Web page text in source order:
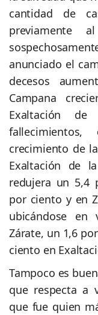
cantidad de
previamente
anunciado el
decesos
Campana
Exaltación
crecimiento de
Exaltación de
redujera un 5,4
por ciento y en
ubicándose
Zárate, un 1,6
ciento en
Tampoco es
que respecta a
que fue quien